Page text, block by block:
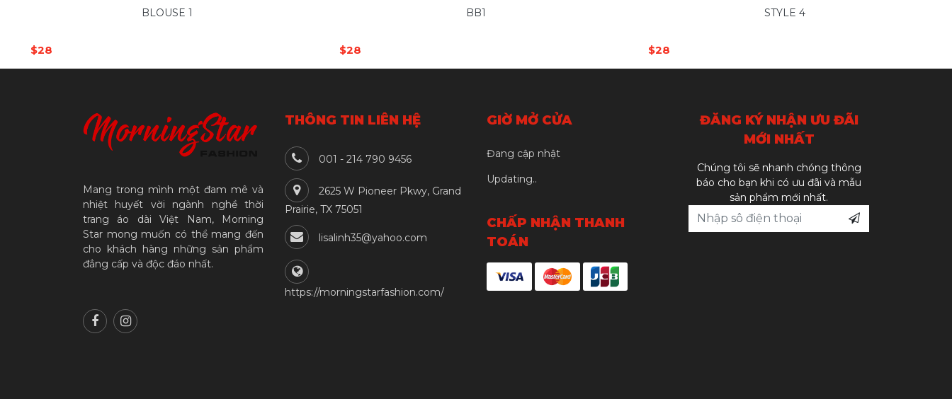
BLOUSE 1
$28
BB1
$28
STYLE 4
$28
Mang trong mình một đam mê và
nhiệt huyết vời ngành nghề thời
trang áo dài Việt Nam, Morning
Star mong muốn có thể mang đến
cho khách hàng những sản phẩm
đẳng cấp và độc đáo nhất.
THÔNG TIN LIÊN HỆ
001 - 214 790 9456
2625 W Pioneer Pkwy, Grand
Prairie, TX 75051
lisalinh35@yahoo.com
https://morningstarfashion.com/
GIỜ MỞ CỬA
Đang cập nhật
Updating..
CHẤP NHẬN THANH
TOÁN
ĐĂNG KÝ NHẬN ƯU ĐÃI
MỚI NHẤT
Chúng tôi sẽ nhanh chóng thông
báo cho bạn khi có ưu đãi và mẫu
sản phẩm mới nhất.